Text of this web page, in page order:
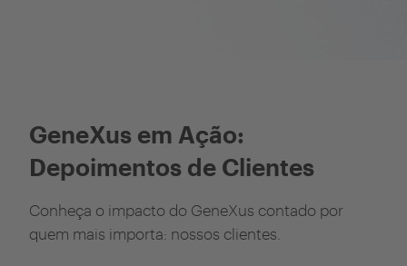
GeneXus em Ação:
Depoimentos de Clientes
Conheça o impacto do GeneXus contado por
quem mais importa: nossos clientes.